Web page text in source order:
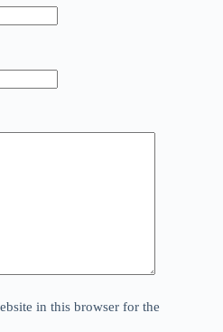
in this browser for the